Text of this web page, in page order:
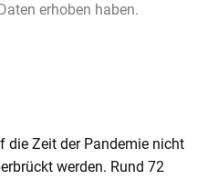
erhoben haben.
die Zeit der Pandemie nicht
werden. Rund 72